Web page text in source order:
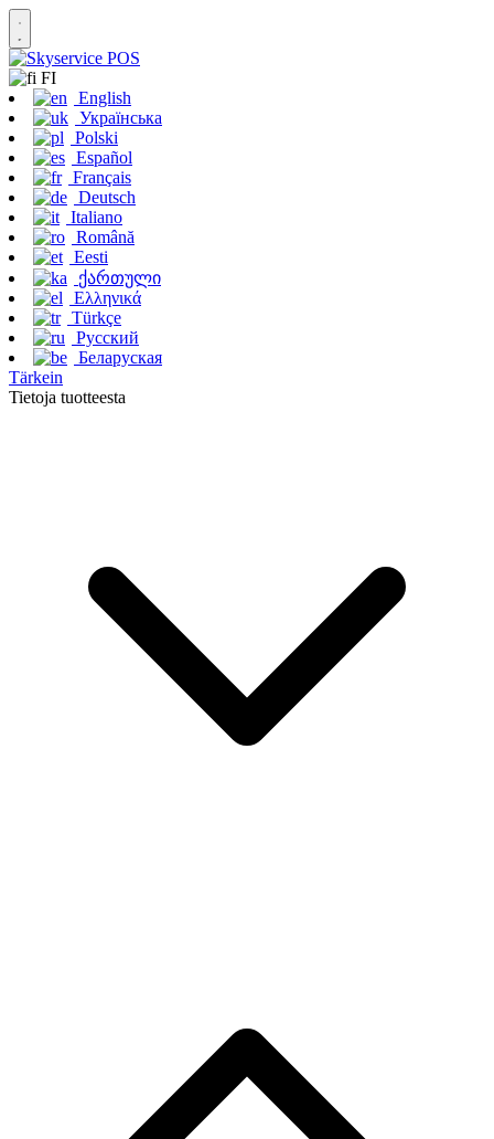
FI
English
Українська
Polski
Español
Français
Deutsch
Italiano
Română
Eesti
ქართული
Ελληνικά
Türkçe
Русский
Беларуская
Tärkein
Tietoja tuotteesta